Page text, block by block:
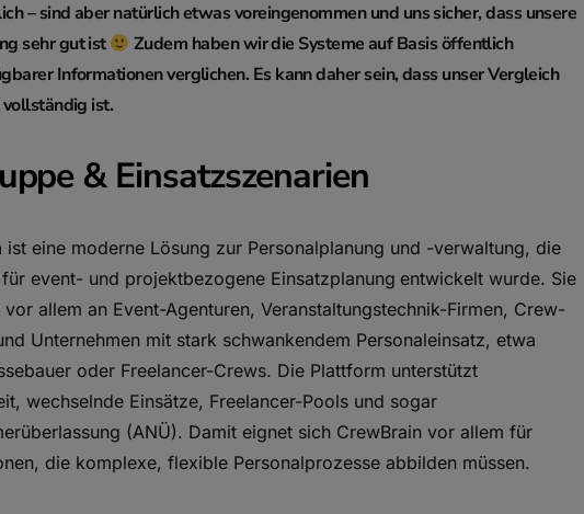
– sind aber natürlich etwas voreingenommen und uns sicher, dass unsere
sehr gut ist
Zudem haben wir die Systeme auf Basis öffentlich
Informationen verglichen. Es kann daher sein, dass unser Vergleich
vollständig ist.
& Einsatzszenarien
ist eine moderne Lösung zur Personalplanung und -verwaltung, die
event- und projektbezogene Einsatzplanung entwickelt wurde. Sie
allem an Event-Agenturen, Veranstaltungstechnik-Firmen, Crew-
Unternehmen mit stark schwankendem Personaleinsatz, etwa
oder Freelancer-Crews. Die Plattform unterstützt
wechselnde Einsätze, Freelancer-Pools und sogar
(ANÜ). Damit eignet sich CrewBrain vor allem für
die komplexe, flexible Personalprozesse abbilden müssen.